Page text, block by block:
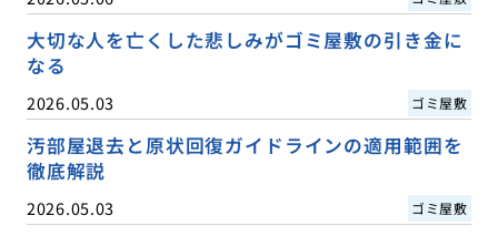
大切な人を亡くした悲しみがゴミ屋敷の引き金に
なる
2026.05.03 ゴミ屋敷
汚部屋退去と原状回復ガイドラインの適用範囲を
徹底解説
2026.05.03 ゴミ屋敷